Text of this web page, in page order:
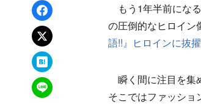
Facebookでシェア
xでポスト
はてなブックマーク
LINEで送る
もう1年半前にな
の圧倒的なヒロイン
語!!』ヒロインに抜
瞬く間に注目を集
そこではファッショ